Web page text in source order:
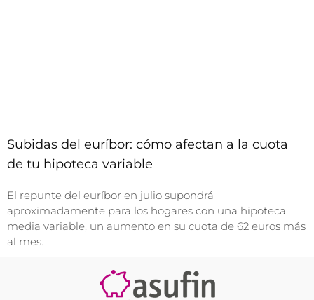
Subidas del euríbor: cómo afectan a la cuota
de tu hipoteca variable
El repunte del euríbor en julio supondrá
aproximadamente para los hogares con una hipoteca
media variable, un aumento en su cuota de 62 euros más
al mes.